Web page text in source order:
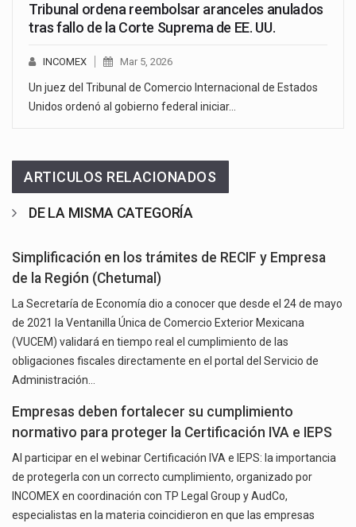
Tribunal ordena reembolsar aranceles anulados
tras fallo de la Corte Suprema de EE. UU.
INCOMEX Mar 5, 2026
Un juez del Tribunal de Comercio Internacional de Estados
Unidos ordenó al gobierno federal iniciar…
ARTICULOS RELACIONADOS
DE LA MISMA CATEGORÍA
Simplificación en los trámites de RECIF y Empresa
de la Región (Chetumal)
La Secretaría de Economía dio a conocer que desde el 24 de mayo
de 2021 la Ventanilla Única de Comercio Exterior Mexicana
(VUCEM) validará en tiempo real el cumplimiento de las
obligaciones fiscales directamente en el portal del Servicio de
Administración…
Empresas deben fortalecer su cumplimiento
normativo para proteger la Certificación IVA e IEPS
Al participar en el webinar Certificación IVA e IEPS: la importancia
de protegerla con un correcto cumplimiento, organizado por
INCOMEX en coordinación con TP Legal Group y AudCo,
especialistas en la materia coincidieron en que las empresas